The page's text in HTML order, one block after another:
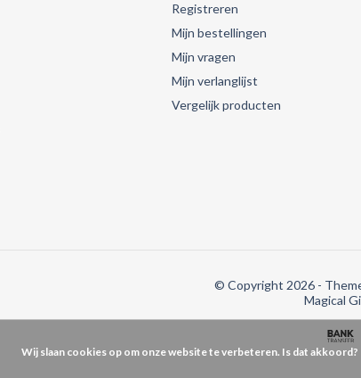
Registreren
Mijn bestellingen
Mijn vragen
Mijn verlanglijst
Vergelijk producten
© Copyright 2026 -
Magical
Wij slaan cookies op om onze website te verbeteren. Is dat akkoord?